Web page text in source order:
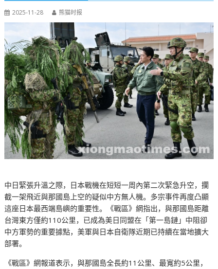
2025-11-28 熊猫时报
中日緊張升溫之際，日本戰機在短短一周內第二次緊急升空，攔
截一架飛近與那國島上空的疑似中方無人機。多宗事件再度凸顯
這座日本最西端島嶼的重要性。《戰區》網指出，與那國島距離
台灣東方僅約110公里，已成為美日同盟在「第一島鏈」中阻卻
中方軍勢的重要據點，美軍與日本自衛隊近期已持續在當地擴大
部署。
《戰區》網報道表示，與那國島全長約11公里、最寬約5公里，